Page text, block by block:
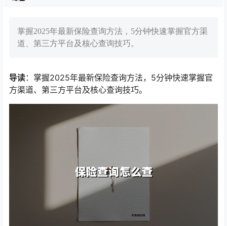
掌握2025年最新保险查询方法，5分钟快速掌握官方渠
道、第三方平台及核心查询技巧。
导读：掌握2025年最新保险查询方法，5分钟快速掌握官
方渠道、第三方平台及核心查询技巧。